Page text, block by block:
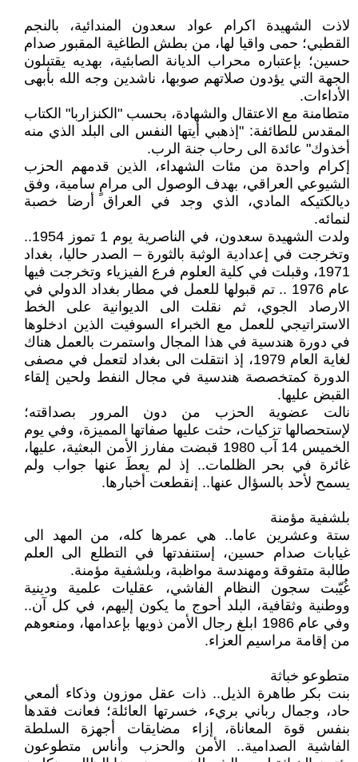
لاذت الشهيدة اكرام عواد سعدون المندائية، بالنجم
القطبي؛ حمى واقيا لها، من بطش الطاغية المقبور صدام
حسين؛ بإعتباره محراب الديانة الصابئية، بهديه يقتبلون
الجهة التي يؤدون صلاتهم صوبها، ناشدين وجه الله بأبهى
الأداءات.
متطامنة مع الاعتقال والشهادة، بحسب "الكنزاربا" الكتاب
المقدس للطائفة: "إذهبي أيتها النفس الى البلد الذي منه
أخذوك" عائدة الى رحاب جنة الرب.
إكرام واحدة من مئات الشهداء، الذين قدمهم الحزب
الشيوعي العراقي، بهدف الوصول الى مرامٍ سامية، وفق
ديالكتيكه المادي، الذي وجد في العراق أرضا خصبة
لنمائه.
ولدت الشهيدة سعدون، في الناصرية يوم 1 تموز 1954..
وتخرجت في إعدادية الوثبة بالثورة – الصدر حاليا، بغداد
1971، وقبلت في كلية العلوم فرع الفيزياء وتخرجت فيها
عام 1976 .. تم قبولها للعمل في مطار بغداد الدولي في
الارصاد الجوي، ثم نقلت الى الديوانية على الخط
الاستراتيجي للعمل مع الخبراء السوفيت الذين ادخلوها
في دورة هندسية في هذا المجال واستمرت بالعمل هناك
لغاية العام 1979، إذ انتقلت الى بغداد لتعمل في مصفى
الدورة كمتخصصة هندسية في مجال النفط ولحين إلقاء
القبض عليها.
نالت عضوية الحزب من دون المرور بصداقته؛
لإستحصالها تزكيات، حثت عليها صفاتها المميزة، وفي يوم
الخميس 14 آب 1980 قبضت مفارز الأمن البعثية، عليها،
غائرة في بحر الظلمات.. إذ لم يعطَ عنها جواب ولم
يسمح لأحد بالسؤال عنها.. إنقطعت أخبارها.
بلشفية مؤمنة
ستة وعشرين عاما.. هي عمرها كله، من المهد الى
غيابات صدام حسين، إستنفدتها في التطلع الى العلم
طالبة متفوقة ومهندسة مواظبة، وبلشفية مؤمنة.
غُيّبت سجون النظام الفاشي، عقليات علمية ودينية
ووطنية وثقافية، البلد أحوج ما يكون إليهم، في كل آن..
وفي عام 1986 ابلغ رجال الأمن ذويها بإعدامها، ومنعوهم
من إقامة مراسيم العزاء.
متطوعو خباثة
بنت بكر طاهرة الذيل.. ذات عقل موزون وذكاء ألمعي
حاد، وجمال رباني بريء، خسرتها العائلة؛ فعانت فقدها
بنفس قوة المعاناة، إزاء مضايقات أجهزة السلطة
الفاشية الصدامية.. الأمن والحزب وأناس متطوعون